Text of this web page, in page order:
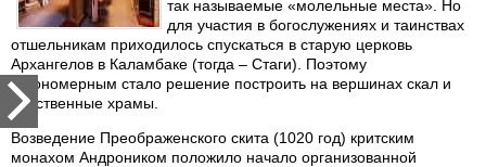
так называемые «молельные места». Но
для участия в богослужениях и таинствах
отшельникам приходилось спускаться в старую церковь
Архангелов в Каламбаке (тогда – Стаги). Поэтому
закономерным стало решение построить на вершинах скал и
собственные храмы.
Возведение Преображенского скита (1020 год) критским
монахом Андроником положило начало организованной